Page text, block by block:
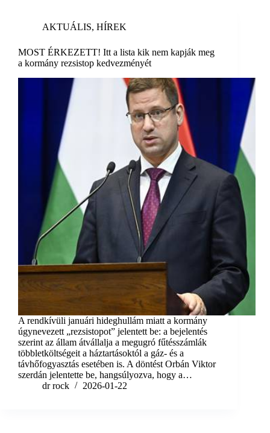
AKTUÁLIS, HÍREK
MOST ÉRKEZETT! Itt a lista kik nem kapják meg
a kormány rezsistop kedvezményét
A rendkívüli januári hideghullám miatt a kormány
úgynevezett „rezsistopot” jelentett be: a bejelentés
szerint az állam átvállalja a megugró fűtésszámlák
többletköltségeit a háztartásoktól a gáz- és a
távhőfogyasztás esetében is. A döntést Orbán Viktor
szerdán jelentette be, hangsúlyozva, hogy a…
dr rock
2026-01-22